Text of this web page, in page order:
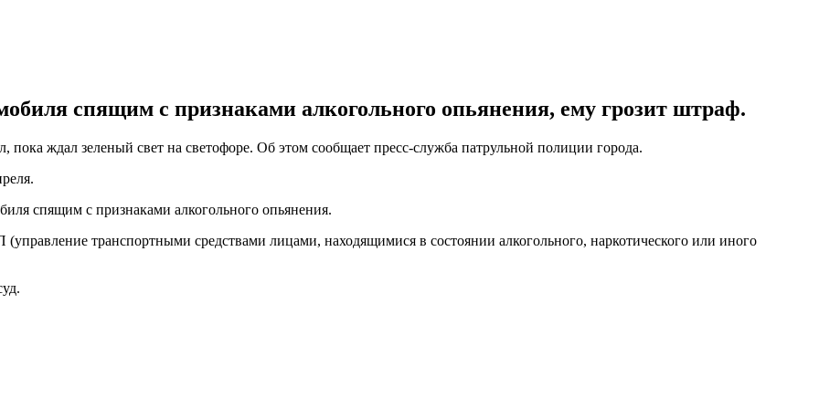
спящим с признаками алкогольного опьянения, ему грозит штраф.
пока ждал зеленый свет на светофоре. Об этом сообщает пресс-служба патрульной полиции города.
спящим с признаками алкогольного опьянения.
транспортными средствами лицами, находящимися в состоянии алкогольного, наркотического или иного